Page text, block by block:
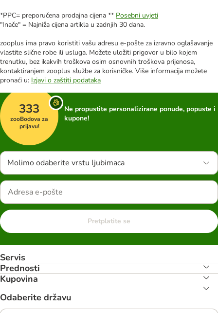
*PPC= preporučena prodajna cijena ** Posebni uvjeti
"Inače" = Najniža cijena artikla u zadnjih 30 dana.
zooplus ima pravo koristiti vašu adresu e-pošte za izravno oglašavanje
vlastite slične robe ili usluga. Možete uložiti prigovor u bilo kojem
trenutku, bez ikakvih troškova osim osnovnih troškova prijenosa,
kontaktiranjem zooplus službe za korisničke. Više informacija možete
pronaći u: Izjavi o zaštiti podataka
333
zooBodova za
prijavu!
Ne propustite personalizirane ponude, popuste i
kupone!
Molimo odaberite vrstu ljubimaca
Pretplatite se
Servis
Prednosti
Kupovina
Odaberite državu